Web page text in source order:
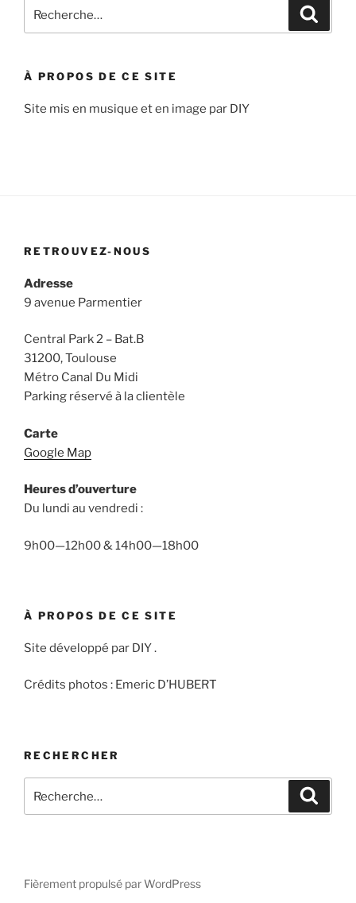
pour
À PROPOS DE CE SITE
Site mis en musique et en image par DIY
RETROUVEZ-NOUS
Adresse
9 avenue Parmentier
Central Park 2 – Bat.B
31200, Toulouse
Métro Canal Du Midi
Parking réservé à la clientèle
Carte
Google Map
Heures d’ouverture
Du lundi au vendredi :
9h00—12h00 & 14h00—18h00
À PROPOS DE CE SITE
Site développé par DIY .
Crédits photos : Emeric D’HUBERT
RECHERCHER
pour
Fièrement propulsé par WordPress